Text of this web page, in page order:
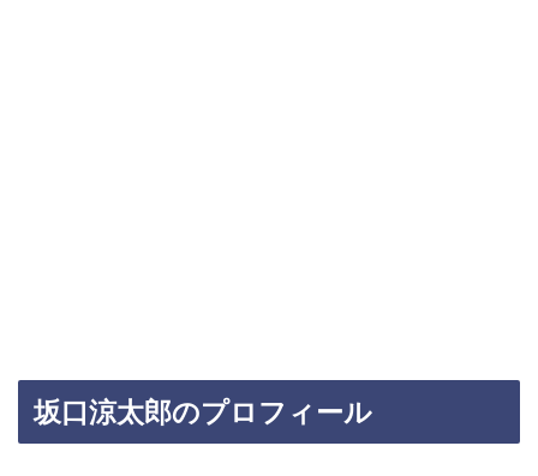
坂口涼太郎のプロフィール